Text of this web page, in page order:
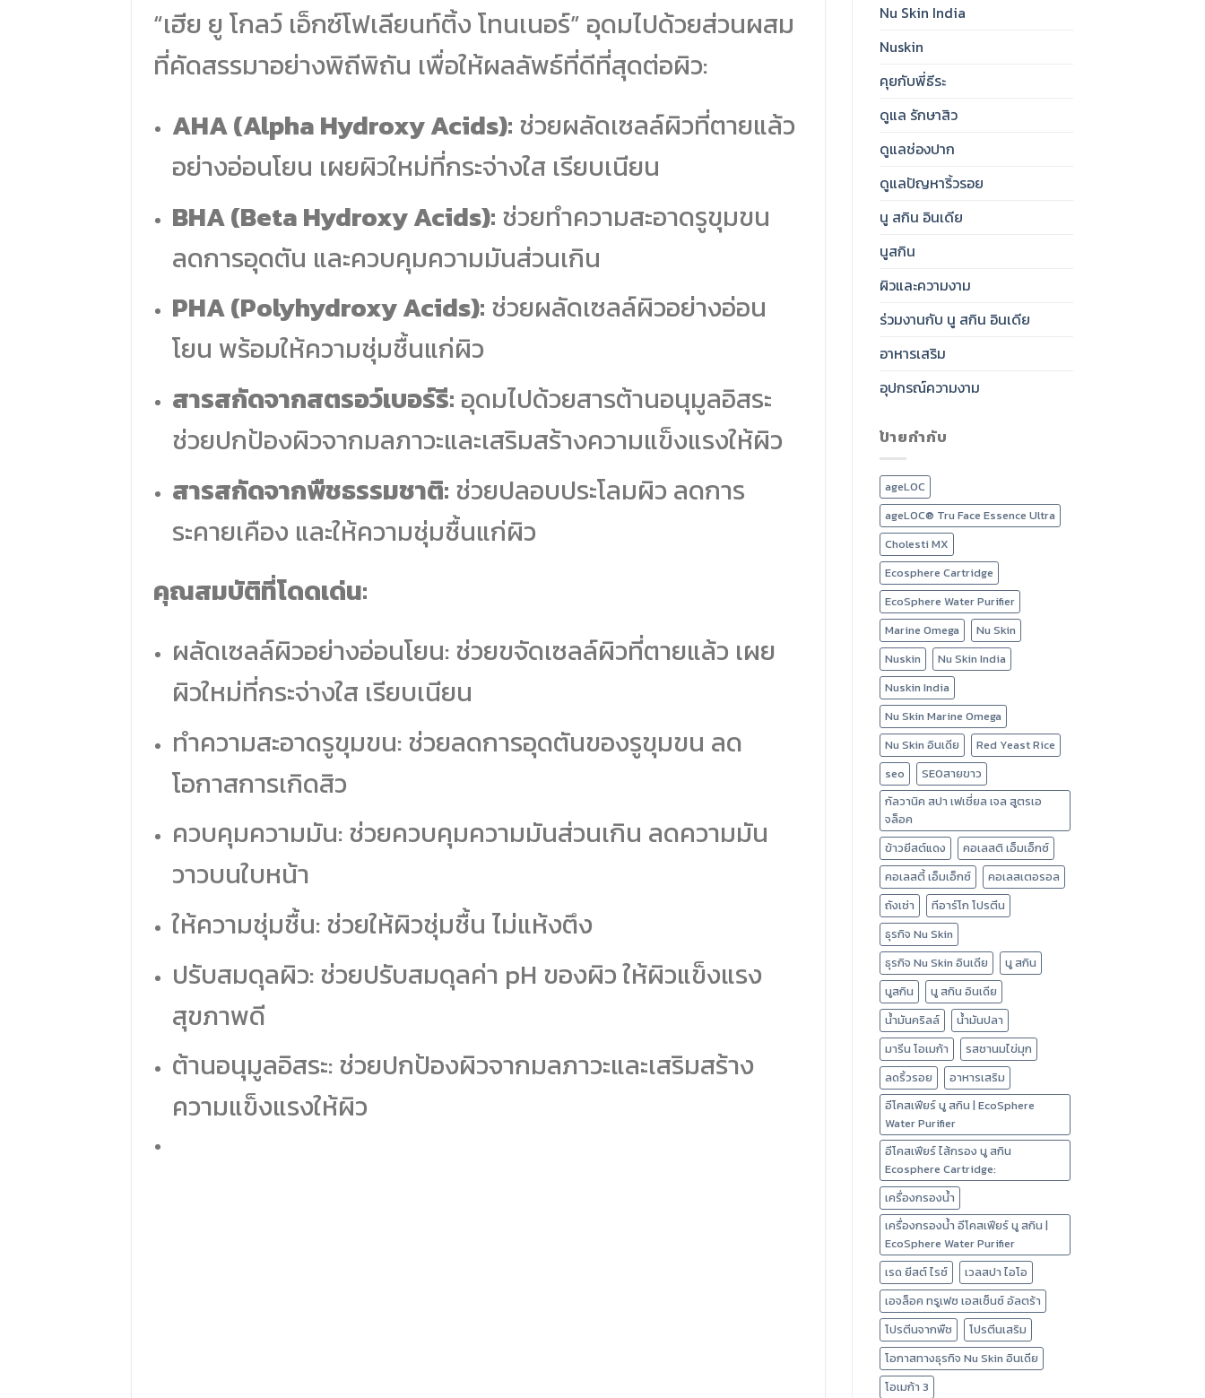
“เฮีย ยู โกลว์ เอ็กซ์โฟเลียนท์ติ้ง โทนเนอร์” อุดมไปด้วยส่วนผสม
ที่คัดสรรมาอย่างพิถีพิถัน เพื่อให้ผลลัพธ์ที่ดีที่สุดต่อผิว:
AHA (Alpha Hydroxy Acids): ช่วยผลัดเซลล์ผิวที่ตายแล้ว
อย่างอ่อนโยน เผยผิวใหม่ที่กระจ่างใส เรียบเนียน
BHA (Beta Hydroxy Acids): ช่วยทำความสะอาดรูขุมขน
ลดการอุดตัน และควบคุมความมันส่วนเกิน
PHA (Polyhydroxy Acids): ช่วยผลัดเซลล์ผิวอย่างอ่อน
โยน พร้อมให้ความชุ่มชื้นแก่ผิว
สารสกัดจากสตรอว์เบอร์รี: อุดมไปด้วยสารต้านอนุมูลอิสระ
ช่วยปกป้องผิวจากมลภาวะและเสริมสร้างความแข็งแรงให้ผิว
สารสกัดจากพืชธรรมชาติ: ช่วยปลอบประโลมผิว ลดการ
ระคายเคือง และให้ความชุ่มชื้นแก่ผิว
คุณสมบัติที่โดดเด่น:
ผลัดเซลล์ผิวอย่างอ่อนโยน: ช่วยขจัดเซลล์ผิวที่ตายแล้ว เผย
ผิวใหม่ที่กระจ่างใส เรียบเนียน
ทำความสะอาดรูขุมขน: ช่วยลดการอุดตันของรูขุมขน ลด
โอกาสการเกิดสิว
ควบคุมความมัน: ช่วยควบคุมความมันส่วนเกิน ลดความมัน
วาวบนใบหน้า
ให้ความชุ่มชื้น: ช่วยให้ผิวชุ่มชื้น ไม่แห้งตึง
ปรับสมดุลผิว: ช่วยปรับสมดุลค่า pH ของผิว ให้ผิวแข็งแรง
สุขภาพดี
ต้านอนุมูลอิสระ: ช่วยปกป้องผิวจากมลภาวะและเสริมสร้าง
ความแข็งแรงให้ผิว
Nu Skin India
Nuskin
คุยกับพี่ธีระ
ดูแล รักษาสิว
ดูแลช่องปาก
ดูแลปัญหาริ้วรอย
นู สกิน อินเดีย
นูสกิน
ผิวและความงาม
ร่วมงานกับ นู สกิน อินเดีย
อาหารเสริม
อุปกรณ์ความงาม
ป้ายกำกับ
ageLOC
ageLOC® Tru Face Essence Ultra
Cholesti MX
Ecosphere Cartridge
EcoSphere Water Purifier
Marine Omega
Nu Skin
Nuskin
Nu Skin India
Nuskin India
Nu Skin Marine Omega
Nu Skin อินเดีย
Red Yeast Rice
seo
SEOสายขาว
กัลวานิค สปา เฟเชี่ยล เจล สูตรเอ
จล็อค
ข้าวยีสต์แดง
คอเลสติ เอ็มเอ็กซ์
คอเลสตี้ เอ็มเอ็กซ์
คอเลสเตอรอล
ถังเช่า
ทีอาร์โก โปรตีน
ธุรกิจ Nu Skin
ธุรกิจ Nu Skin อินเดีย
นู สกิน
นูสกิน
นู สกิน อินเดีย
น้ำมันคริลล์
น้ำมันปลา
มารีน โอเมก้า
รสชานมไข่มุก
ลดริ้วรอย
อาหารเสริม
อีโคสเฟียร์ นู สกิน | EcoSphere
Water Purifier
อีโคสเฟียร์ ไส้กรอง นู สกิน
Ecosphere Cartridge:
เครื่องกรองน้ำ
เครื่องกรองน้ำ อีโคสเฟียร์ นู สกิน |
EcoSphere Water Purifier
เรด ยีสต์ ไรซ์
เวลสปา ไอโอ
เอจล็อค ทรูเฟซ เอสเซ็นซ์ อัลตร้า
โปรตีนจากพืช
โปรตีนเสริม
โอกาสทางธุรกิจ Nu Skin อินเดีย
โอเมก้า 3